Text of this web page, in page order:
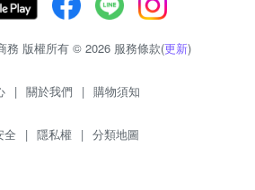
務 版權所有 © 2026 服務條款(更新)
| 關於我們 | 購物須知
全 | 隱私權 | 分類地圖